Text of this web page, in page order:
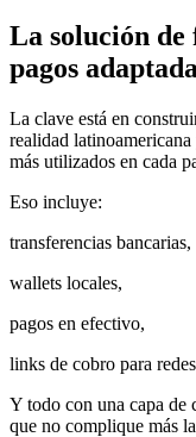
La solución
pagos
La clave está en
realidad
más utilizados en cada
Eso incluye:
transferencias bancarias,
wallets locales,
pagos en efectivo,
links de cobro para
Y todo con una capa
que no complique más